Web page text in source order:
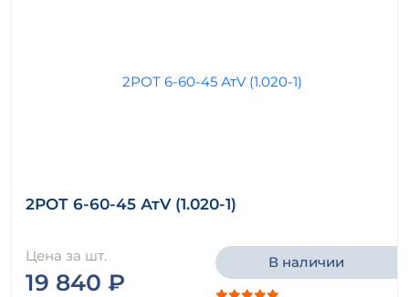
2РОТ 6-60-45 АтV (1.020-1)
Цена за шт.
19 840 ₽
В наличии